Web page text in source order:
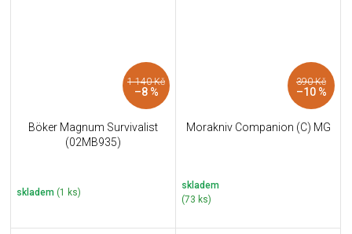
1 140 Kč
–8 %
Böker Magnum Survivalist
(02MB935)
skladem (1 ks)
390 Kč
–10 %
Morakniv Companion (C) MG
skladem
(73 ks)